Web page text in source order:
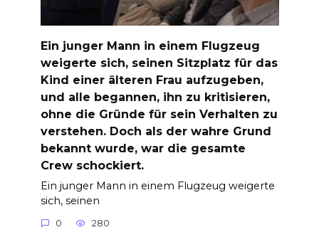
Ein junger Mann in einem Flugzeug
weigerte sich, seinen Sitzplatz für das
Kind einer älteren Frau aufzugeben,
und alle begannen, ihn zu kritisieren,
ohne die Gründe für sein Verhalten zu
verstehen. Doch als der wahre Grund
bekannt wurde, war die gesamte
Crew schockiert.
Ein junger Mann in einem Flugzeug weigerte
sich, seinen
0 280